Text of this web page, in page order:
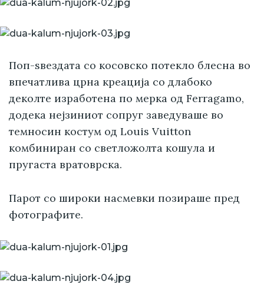
Поп-ѕвездата со косовско потекло блесна во
впечатлива црна креација со длабоко
деколте изработена по мерка од Ferragamo,
додека нејзиниот сопруг заведуваше во
темносин костум од Louis Vuitton
комбиниран со светложолта кошула и
пругаста вратоврска.
Парот со широки насмевки позираше пред
фотографите.